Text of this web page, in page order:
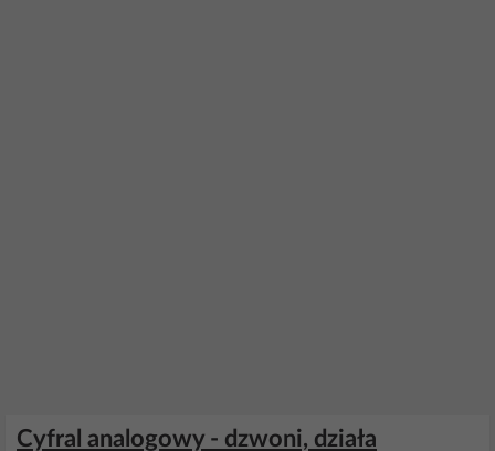
Cyfral analogowy - dzwoni, działa